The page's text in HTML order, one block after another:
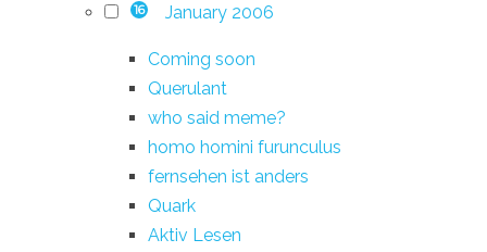
16 January 2006
Coming soon
Querulant
who said meme?
homo homini furunculus
fernsehen ist anders
Quark
Aktiv Lesen